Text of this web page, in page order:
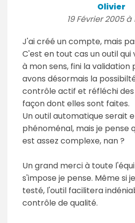
Olivier
19 Février 2005 à
J'ai créé un compte, mais
C'est en tout cas un outil
à mon sens, fini la validation
avons désormais la
contrôle actif et réfléchi
façon dont elles sont faites.
Un outil automatique serait
phénoménal, mais je pense
est assez complexe, nan ?
Un grand merci à toute
s'impose je pense. Même si
testé, l'outil facilitera
contrôle de qualité.